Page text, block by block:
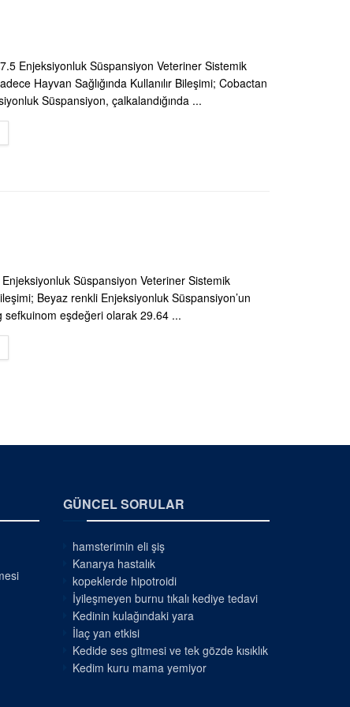
Enjeksiyonluk Süspansiyon Veteriner Sistemik
Hayvan Sağlığında Kullanılır Bileşimi; Cobactan
Süspansiyon, çalkalandığında ...
Süspansiyon Veteriner Sistemik
Beyaz renkli Enjeksiyonluk Süspansiyon’un
sefkuinom eşdeğeri olarak 29.64 ...
GÜNCEL SORULAR
hamsterimin eli şiş
Kanarya hastalık
kopeklerde hipotroidi
İyileşmeyen burnu tıkalı kediye tedavi
Kedinin kulağındaki yara
İlaç yan etkisi
Kedide ses gitmesi ve tek gözde kısıklık
Kedim kuru mama yemiyor